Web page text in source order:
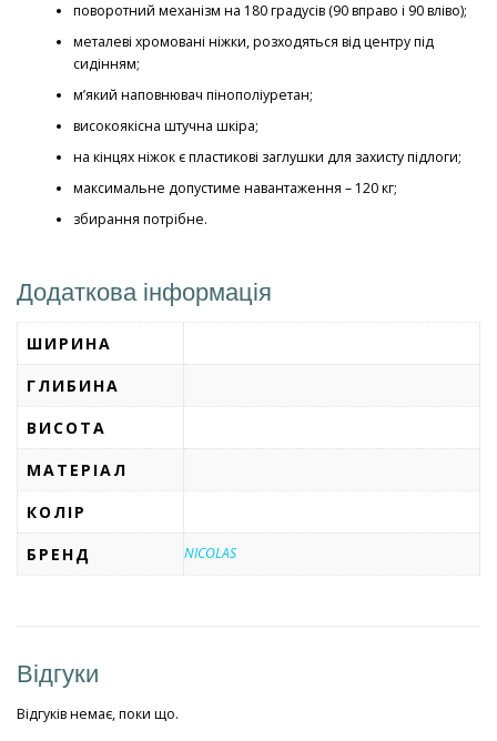
поворотний механізм на 180 градусів (90 вправо і 90 вліво);
металеві хромовані ніжки, розходяться від центру під
сидінням;
м’який наповнювач пінополіуретан;
високоякісна штучна шкіра;
на кінцях ніжок є пластикові заглушки для захисту підлоги;
максимальне допустиме навантаження – 120 кг;
збирання потрібне.
Додаткова інформація
ШИРИНА
ГЛИБИНА
ВИСОТА
МАТЕРІАЛ
КОЛІР
БРЕНД
NICOLAS
Відгуки
Відгуків немає, поки що.